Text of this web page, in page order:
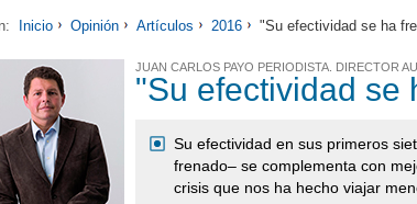
Inicio Opinión Artículos 2016 "Su efectividad se ha
JUAN CARLOS PAYO PERIODISTA. DIRECTOR
"Su efectividad se
Su efectividad en sus primeros
frenado– se complementa con
crisis que nos ha hecho viajar